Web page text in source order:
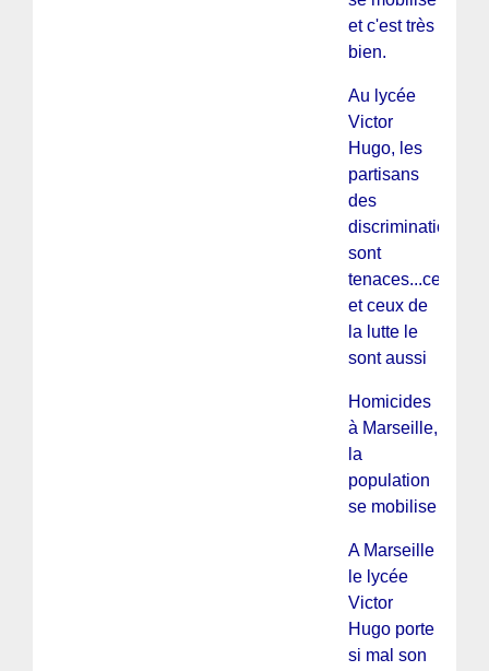
et c'est très
bien.
Au lycée
Victor
Hugo, les
partisans
des
discriminations
sont
tenaces...celles
et ceux de
la lutte le
sont aussi
Homicides
à Marseille,
la
population
se mobilise
A Marseille
le lycée
Victor
Hugo porte
si mal son